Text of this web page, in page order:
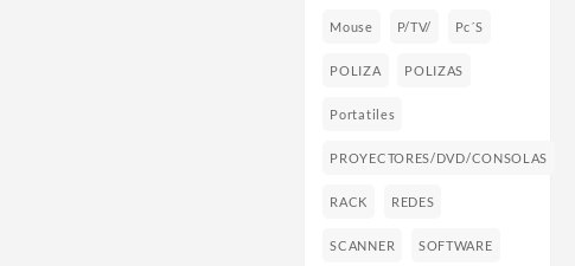
Mouse P/TV/ Pc´s
POLIZA POLIZAS
Portatiles
PROYECTORES/DVD/CONSOLAS
RACK REDES
SCANNER SOFTWARE